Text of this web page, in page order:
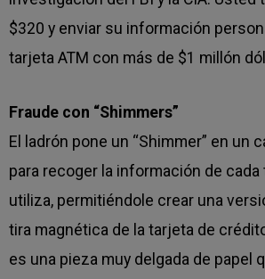
$320 y enviar su información
tarjeta ATM con más de $1 millón
Fraude con “Shimmers”
El ladrón pone un “Shimmer” en un
para recoger la información de
utiliza, permitiéndole crear una
tira magnética de la tarjeta de
es una pieza muy delgada de papel